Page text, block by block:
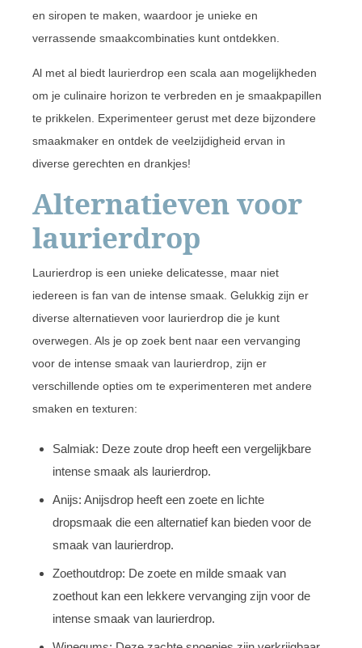
en siropen te maken, waardoor je unieke en
verrassende smaakcombinaties kunt ontdekken.
Al met al biedt laurierdrop een scala aan mogelijkheden
om je culinaire horizon te verbreden en je smaakpapillen
te prikkelen. Experimenteer gerust met deze bijzondere
smaakmaker en ontdek de veelzijdigheid ervan in
diverse gerechten en drankjes!
Alternatieven voor
laurierdrop
Laurierdrop is een unieke delicatesse, maar niet
iedereen is fan van de intense smaak. Gelukkig zijn er
diverse alternatieven voor laurierdrop die je kunt
overwegen. Als je op zoek bent naar een vervanging
voor de intense smaak van laurierdrop, zijn er
verschillende opties om te experimenteren met andere
smaken en texturen:
Salmiak: Deze zoute drop heeft een vergelijkbare
intense smaak als laurierdrop.
Anijs: Anijsdrop heeft een zoete en lichte
dropsmaak die een alternatief kan bieden voor de
smaak van laurierdrop.
Zoethoutdrop: De zoete en milde smaak van
zoethout kan een lekkere vervanging zijn voor de
intense smaak van laurierdrop.